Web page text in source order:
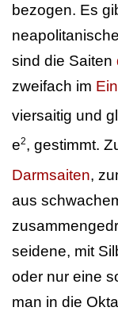
bezogen. Es
sind die Saiten
zweifach im
viersaitig und
e2, gestimmt.
Darmsaiten,
aus
seidene, mit
oder nur eine
man in die